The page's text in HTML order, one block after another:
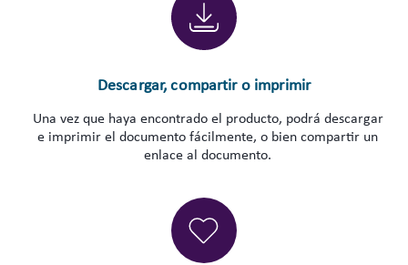
Descargar, compartir o imprimir
Una vez que haya encontrado el producto, podrá descargar
e imprimir el documento fácilmente, o bien compartir un
enlace al documento.